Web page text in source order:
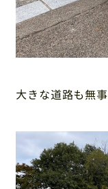
大きな道路も無